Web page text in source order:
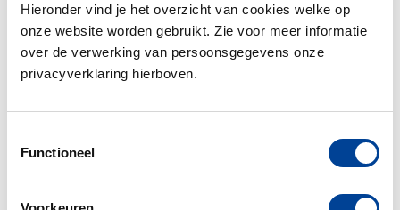
Hieronder vind je het overzicht van cookies welke op
onze website worden gebruikt. Zie voor meer informatie
over de verwerking van persoonsgegevens onze
privacyverklaring hierboven.
Functioneel